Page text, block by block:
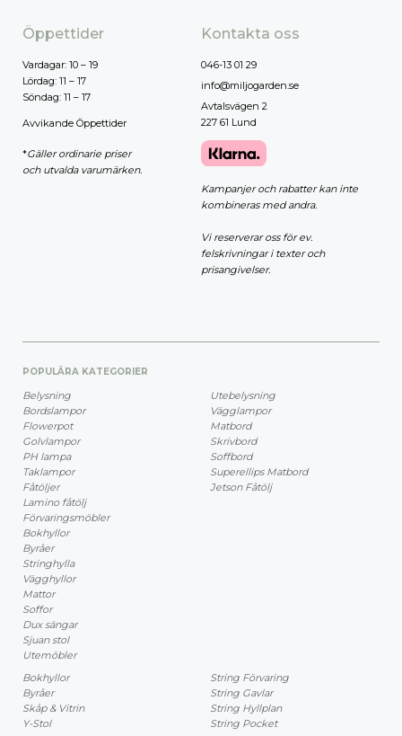
Öppettider
Vardagar: 10 – 19
Lördag: 11 – 17
Söndag: 11 – 17
Avvikande Öppettider
*Gäller ordinarie priser
och utvalda varumärken.
Kontakta oss
046-13 01 29
info@miljogarden.se
Avtalsvägen 2
227 61 Lund
Kampanjer och rabatter kan inte
kombineras med andra.
Vi reserverar oss för ev.
felskrivningar i texter och
prisangivelser.
POPULÄRA KATEGORIER
Belysning
Bordslampor
Flowerpot
Golvlampor
PH lampa
Taklampor
Fåtöljer
Lamino fåtölj
Förvaringsmöbler
Bokhyllor
Byråer
Stringhylla
Vägghyllor
Mattor
Soffor
Dux sängar
Sjuan stol
Utemöbler
Utebelysning
Vägglampor
Matbord
Skrivbord
Soffbord
Superellips Matbord
Jetson Fåtölj
Bokhyllor
Byråer
Skåp & Vitrin
Y-Stol
String Förvaring
String Gavlar
String Hyllplan
String Pocket